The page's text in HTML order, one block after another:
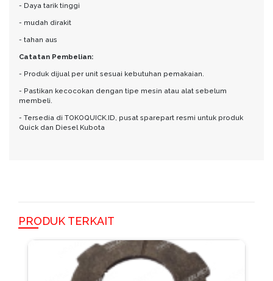
- Daya tarik tinggi
- mudah dirakit
- tahan aus
Catatan Pembelian:
- Produk dijual per unit sesuai kebutuhan pemakaian.
- Pastikan kecocokan dengan tipe mesin atau alat sebelum
membeli.
- Tersedia di TOKOQUICK.ID, pusat sparepart resmi untuk produk
Quick dan Diesel Kubota
PRODUK TERKAIT